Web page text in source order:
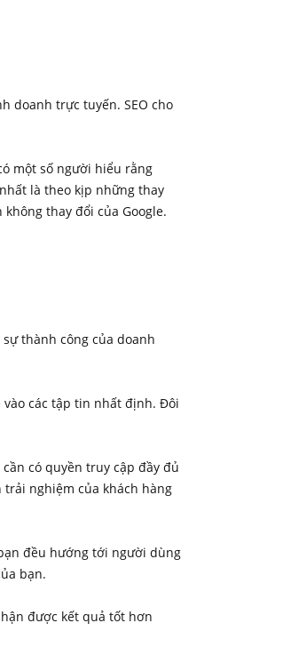
doanh trực tuyến. SEO cho
một số người hiểu rằng
là theo kịp những thay
thay đổi của Google.
thành công của doanh
vào các tập tin nhất định. Đôi
có quyền truy cập đầy đủ
nghiệm của khách hàng
đều hướng tới người dùng
bạn.
được kết quả tốt hơn